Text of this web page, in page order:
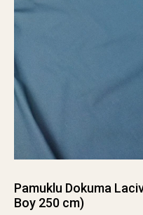
Pamuklu Dokuma
Boy 250 cm)